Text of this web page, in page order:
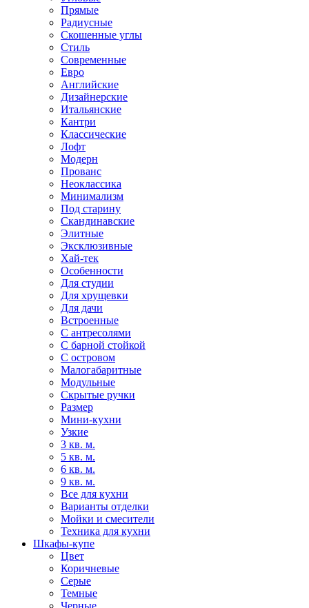
Прямые
Радиусные
Скошенные углы
Стиль
Современные
Евро
Английские
Дизайнерские
Итальянские
Кантри
Классические
Лофт
Модерн
Прованс
Неоклассика
Минимализм
Под старину
Скандинавские
Элитные
Эксклюзивные
Хай-тек
Особенности
Для студии
Для хрущевки
Для дачи
Встроенные
С антресолями
С барной стойкой
С островом
Малогабаритные
Модульные
Скрытые ручки
Размер
Мини-кухни
Узкие
3 кв. м.
5 кв. м.
6 кв. м.
9 кв. м.
Все для кухни
Варианты отделки
Мойки и смесители
Техника для кухни
Шкафы-купе
Цвет
Коричневые
Серые
Темные
Черные